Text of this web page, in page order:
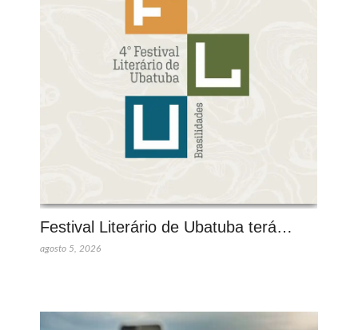
Festival Literário de Ubatuba terá…
agosto 5, 2026